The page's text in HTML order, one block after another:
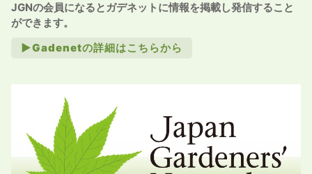
JGNの会員になるとガデネットに情報を掲載し発信すること
ができます。
►Gadenetの詳細はこちらから